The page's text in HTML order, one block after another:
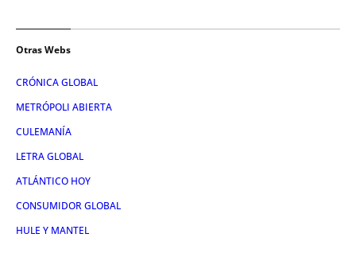
Otras Webs
CRÓNICA GLOBAL
METRÓPOLI ABIERTA
CULEMANÍA
LETRA GLOBAL
ATLÁNTICO HOY
CONSUMIDOR GLOBAL
HULE Y MANTEL